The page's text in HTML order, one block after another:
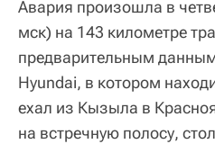
Авария произошла в
мск) на 143 километре
предварительным
Hyundai, в котором
ехал из Кызыла в
на встречную полосу,